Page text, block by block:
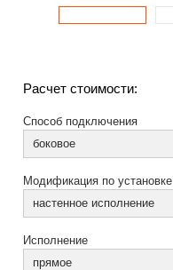
Расчет стоимости:
Способ подключения
боковое
Модификация по установке
настенное исполнение
Исполнение
прямое